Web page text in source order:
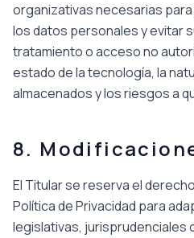
organizativas necesarias
los datos personales y evitar
tratamiento o acceso no
estado de la tecnología, la
almacenados y los riesgos a
8.
El Titular se reserva el
Política de Privacidad para
legislativas, jurisprudenciales